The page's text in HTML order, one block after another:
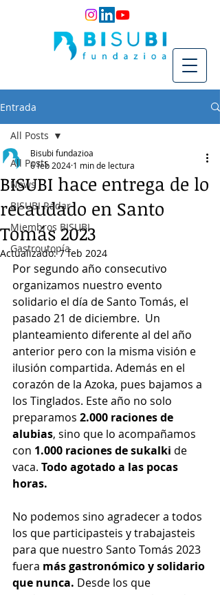
Entrada
All Posts
News
BISUBI Radar
Miembros BISUBI
Gastroutopía
All Posts
BISUBI hace entrega de lo
recaudado en Santo
Tomás 2023
Bisubi fundazioa
6 feb 2024 1 min de lectura
Actualizado:7 feb 2024
Por segundo año consecutivo
organizamos nuestro evento
solidario el día de Santo Tomás, el
pasado 21 de diciembre.  Un
planteamiento diferente al del año
anterior pero con la misma visión e
ilusión compartida. Además en el
corazón de la Azoka, pues bajamos a
los Tinglados. Este año no solo
preparamos 2.000 raciones de
alubias, sino que lo acompañamos
con 1.000 raciones de sukalki de
vaca. Todo agotado a las pocas
horas.
No podemos sino agradecer a todos
los que participasteis y trabajasteis
para que nuestro Santo Tomás 2023
fuera más gastronómico y solidario
que nunca. Desde los que